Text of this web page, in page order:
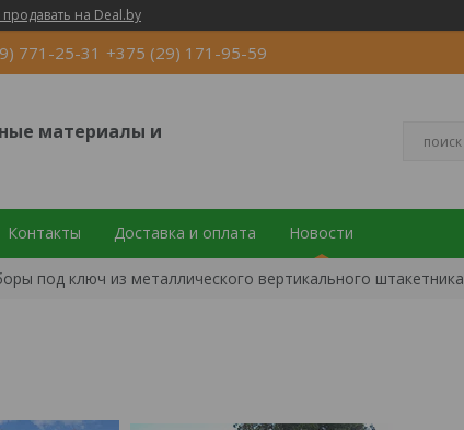
продавать на Deal.by
771-25-31 +375 (29) 171-95-59
материалы и
Контакты Доставка и оплата Новости
под ключ из металлического вертикального штакетника